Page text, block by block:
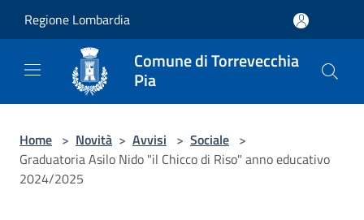
Regione Lombardia
Comune di Torrevecchia
Pia
Home > Novità > Avvisi > Sociale >
Graduatoria Asilo Nido "il Chicco di Riso" anno educativo
2024/2025